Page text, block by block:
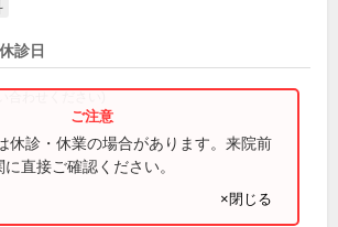
診日
合わせください)
休診・休業の場合があります。来院前
直接ご確認ください。
×閉じる